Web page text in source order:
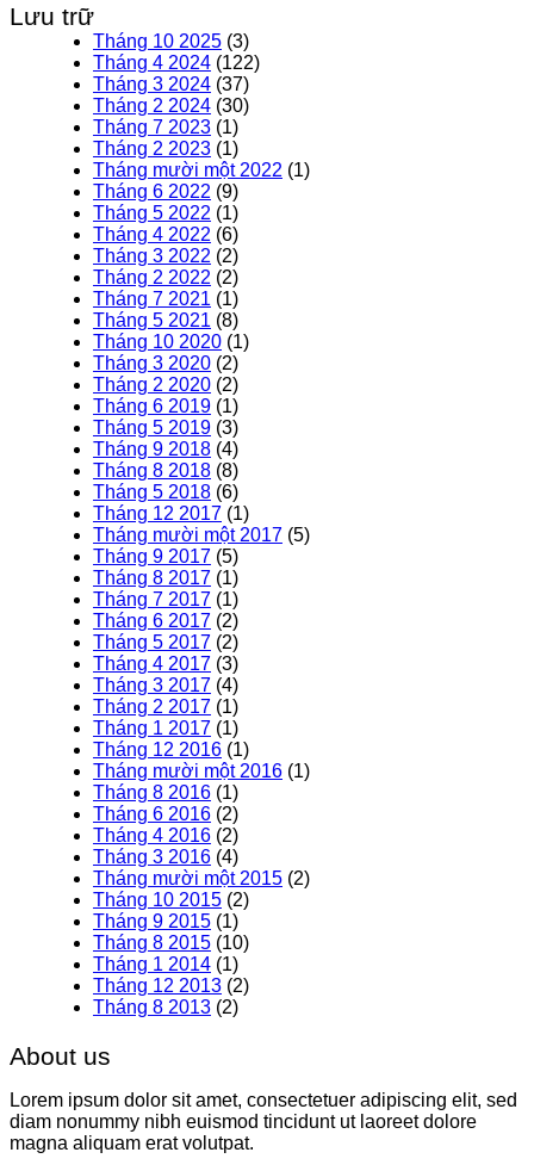
Lưu trữ
Tháng 10 2025 (3)
Tháng 4 2024 (122)
Tháng 3 2024 (37)
Tháng 2 2024 (30)
Tháng 7 2023 (1)
Tháng 2 2023 (1)
Tháng mười một 2022 (1)
Tháng 6 2022 (9)
Tháng 5 2022 (1)
Tháng 4 2022 (6)
Tháng 3 2022 (2)
Tháng 2 2022 (2)
Tháng 7 2021 (1)
Tháng 5 2021 (8)
Tháng 10 2020 (1)
Tháng 3 2020 (2)
Tháng 2 2020 (2)
Tháng 6 2019 (1)
Tháng 5 2019 (3)
Tháng 9 2018 (4)
Tháng 8 2018 (8)
Tháng 5 2018 (6)
Tháng 12 2017 (1)
Tháng mười một 2017 (5)
Tháng 9 2017 (5)
Tháng 8 2017 (1)
Tháng 7 2017 (1)
Tháng 6 2017 (2)
Tháng 5 2017 (2)
Tháng 4 2017 (3)
Tháng 3 2017 (4)
Tháng 2 2017 (1)
Tháng 1 2017 (1)
Tháng 12 2016 (1)
Tháng mười một 2016 (1)
Tháng 8 2016 (1)
Tháng 6 2016 (2)
Tháng 4 2016 (2)
Tháng 3 2016 (4)
Tháng mười một 2015 (2)
Tháng 10 2015 (2)
Tháng 9 2015 (1)
Tháng 8 2015 (10)
Tháng 1 2014 (1)
Tháng 12 2013 (2)
Tháng 8 2013 (2)
About us
Lorem ipsum dolor sit amet, consectetuer adipiscing elit, sed
diam nonummy nibh euismod tincidunt ut laoreet dolore
magna aliquam erat volutpat.